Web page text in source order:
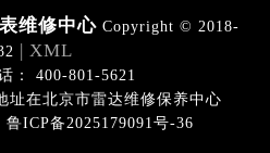
维修中心Copyright © 2018-
| XML
： 400-801-5621
址在北京市雷达维修保养中心
ICP备2025179091号-36